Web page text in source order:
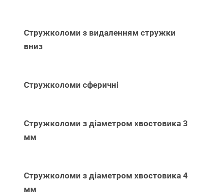
Стружколоми з видаленням стружки
вниз
Стружколоми сферичні
Стружколоми з діаметром хвостовика 3
мм
Стружколоми з діаметром хвостовика 4
мм